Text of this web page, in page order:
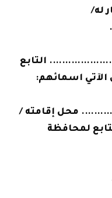
له/
التابع
اسمائهم:
محل إقامته /
لمحافظة